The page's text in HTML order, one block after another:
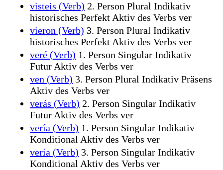
visteis (Verb) 2. Person Plural Indikativ
historisches Perfekt Aktiv des Verbs ver
vieron (Verb) 3. Person Plural Indikativ
historisches Perfekt Aktiv des Verbs ver
veré (Verb) 1. Person Singular Indikativ
Futur Aktiv des Verbs ver
ven (Verb) 3. Person Plural Indikativ Präsens
Aktiv des Verbs ver
verás (Verb) 2. Person Singular Indikativ
Futur Aktiv des Verbs ver
vería (Verb) 1. Person Singular Indikativ
Konditional Aktiv des Verbs ver
vería (Verb) 3. Person Singular Indikativ
Konditional Aktiv des Verbs ver